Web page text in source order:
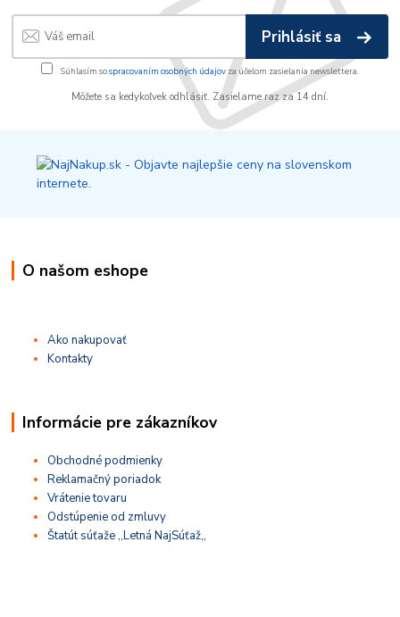
Prihlásiť sa
Súhlasím sospracovaním osobných údajov za účelom zasielania newslettera.
Môžete sa kedykoľvek odhlásiť. Zasielame raz za 14 dní.
O našom eshope
Ako nakupovať
Kontakty
Informácie pre zákazníkov
Obchodné podmienky
Reklamačný poriadok
Vrátenie tovaru
Odstúpenie od zmluvy
Štatút súťaže ,,Letná NajSúťaž,,